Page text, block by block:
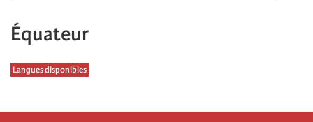
Équateur
Langues disponibles